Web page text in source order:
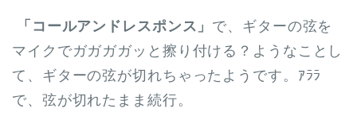
「コールアンドレスポンス」 で、ギターの弦を
マイクでガガガガッと擦り付ける？ようなことし
て、ギターの弦が切れちゃったようです。ｱﾗﾗ
で、弦が切れたまま続行。